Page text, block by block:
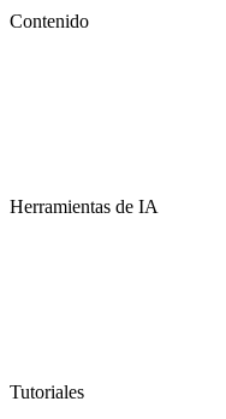
Contenido
Herramientas de IA
Tutoriales